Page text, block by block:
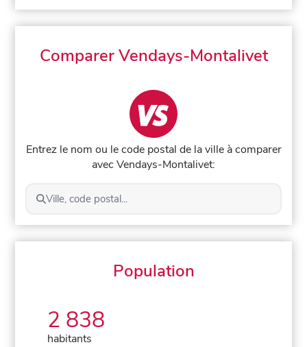
Comparer Vendays-Montalivet
Entrez le nom ou le code postal de la ville à comparer
avec Vendays-Montalivet:
Ville, code postal...
Population
2 838
habitants